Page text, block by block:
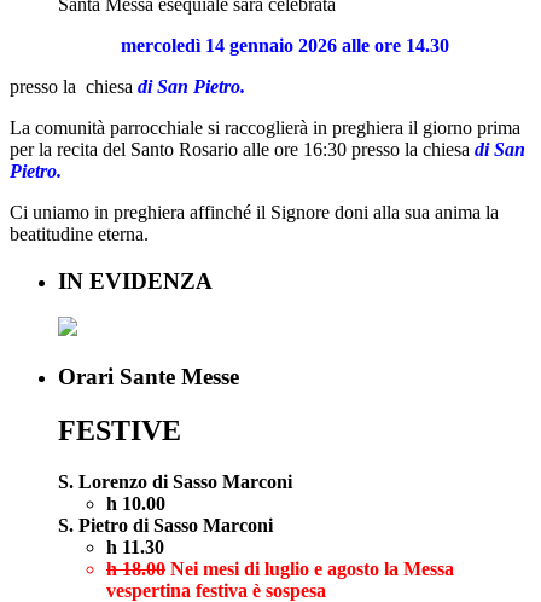
mercoledì 14 gennaio 2026 alle ore 14.30
presso la chiesa di San Pietro.
La comunità parrocchiale si raccoglierà in preghiera il giorno prima
per la recita del Santo Rosario alle ore 16:30 presso la chiesa di San
Pietro.
Ci uniamo in preghiera affinché il Signore doni alla sua anima la
beatitudine eterna.
IN EVIDENZA
Orari Sante Messe
FESTIVE
S. Lorenzo di Sasso Marconi
h 10.00
S. Pietro di Sasso Marconi
h 11.30
h 18.00 Nei mesi di luglio e agosto la Messa
vespertina festiva è sospesa